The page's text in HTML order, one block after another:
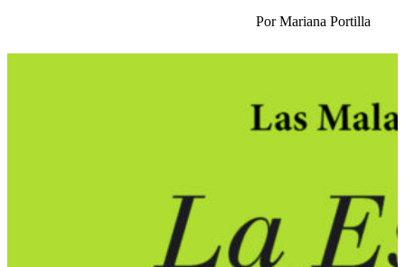
Por Mariana Portilla